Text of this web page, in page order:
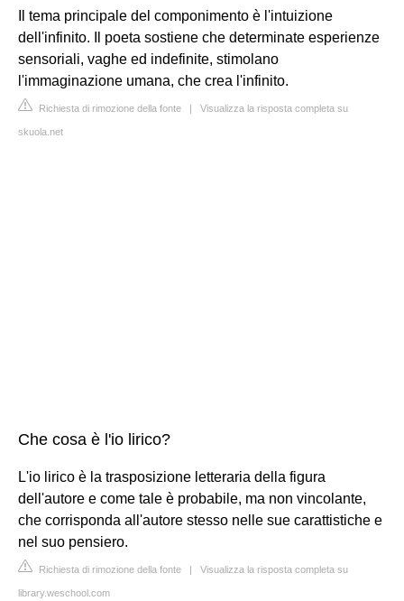
Il tema principale del componimento è l'intuizione
dell'infinito. Il poeta sostiene che determinate esperienze
sensoriali, vaghe ed indefinite, stimolano
l'immaginazione umana, che crea l'infinito.
Richiesta di rimozione della fonte | Visualizza la risposta completa su
skuola.net
Che cosa è l'io lirico?
L'io lirico è la trasposizione letteraria della figura
dell'autore e come tale è probabile, ma non vincolante,
che corrisponda all'autore stesso nelle sue carattistiche e
nel suo pensiero.
Richiesta di rimozione della fonte | Visualizza la risposta completa su
library.weschool.com